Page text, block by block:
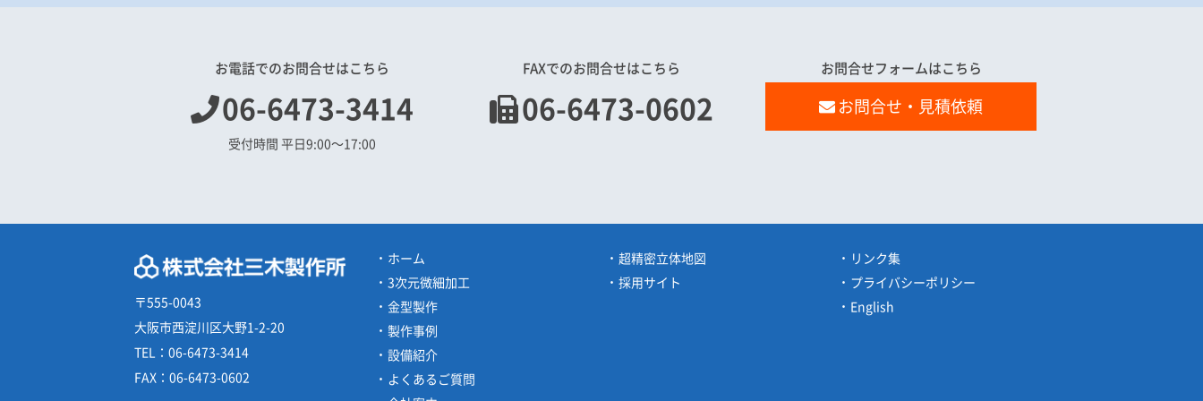
お電話でのお問合せはこちら
06-6473-3414
受付時間 平日9:00〜17:00
FAXでのお問合せはこちら
06-6473-0602
お問合せフォームはこちら
お問合せ・見積依頼
〒555-0043
大阪市西淀川区大野1-2-20
TEL： 06-6473-3414
FAX： 06-6473-0602
ホーム
3次元微細加工
金型製作
製作事例
設備紹介
よくあるご質問
超精密立体地図
採用サイト
リンク集
プライバシーポリシー
English